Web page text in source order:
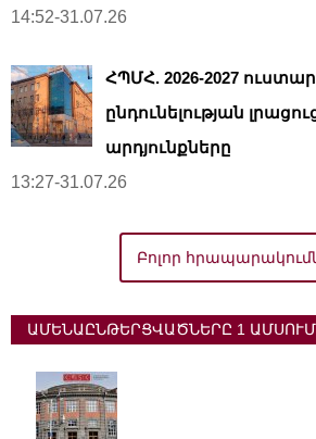
14:52-31.07.26
ՀՊՄՀ. 2026-2027
ընդունելության
արդյունքները
13:27-31.07.26
Բոլոր
ԱՄԵՆԱԸՆԹԵՐՑՎԱԾՆԵՐԸ 1 ԱՄՍՈՒՄ